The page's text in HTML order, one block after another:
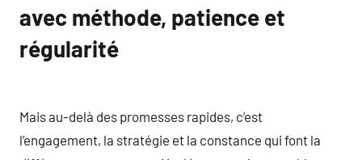
avec méthode, patience et
régularité
Mais au-delà des promesses rapides, c’est
l’engagement, la stratégie et la constance qui font la